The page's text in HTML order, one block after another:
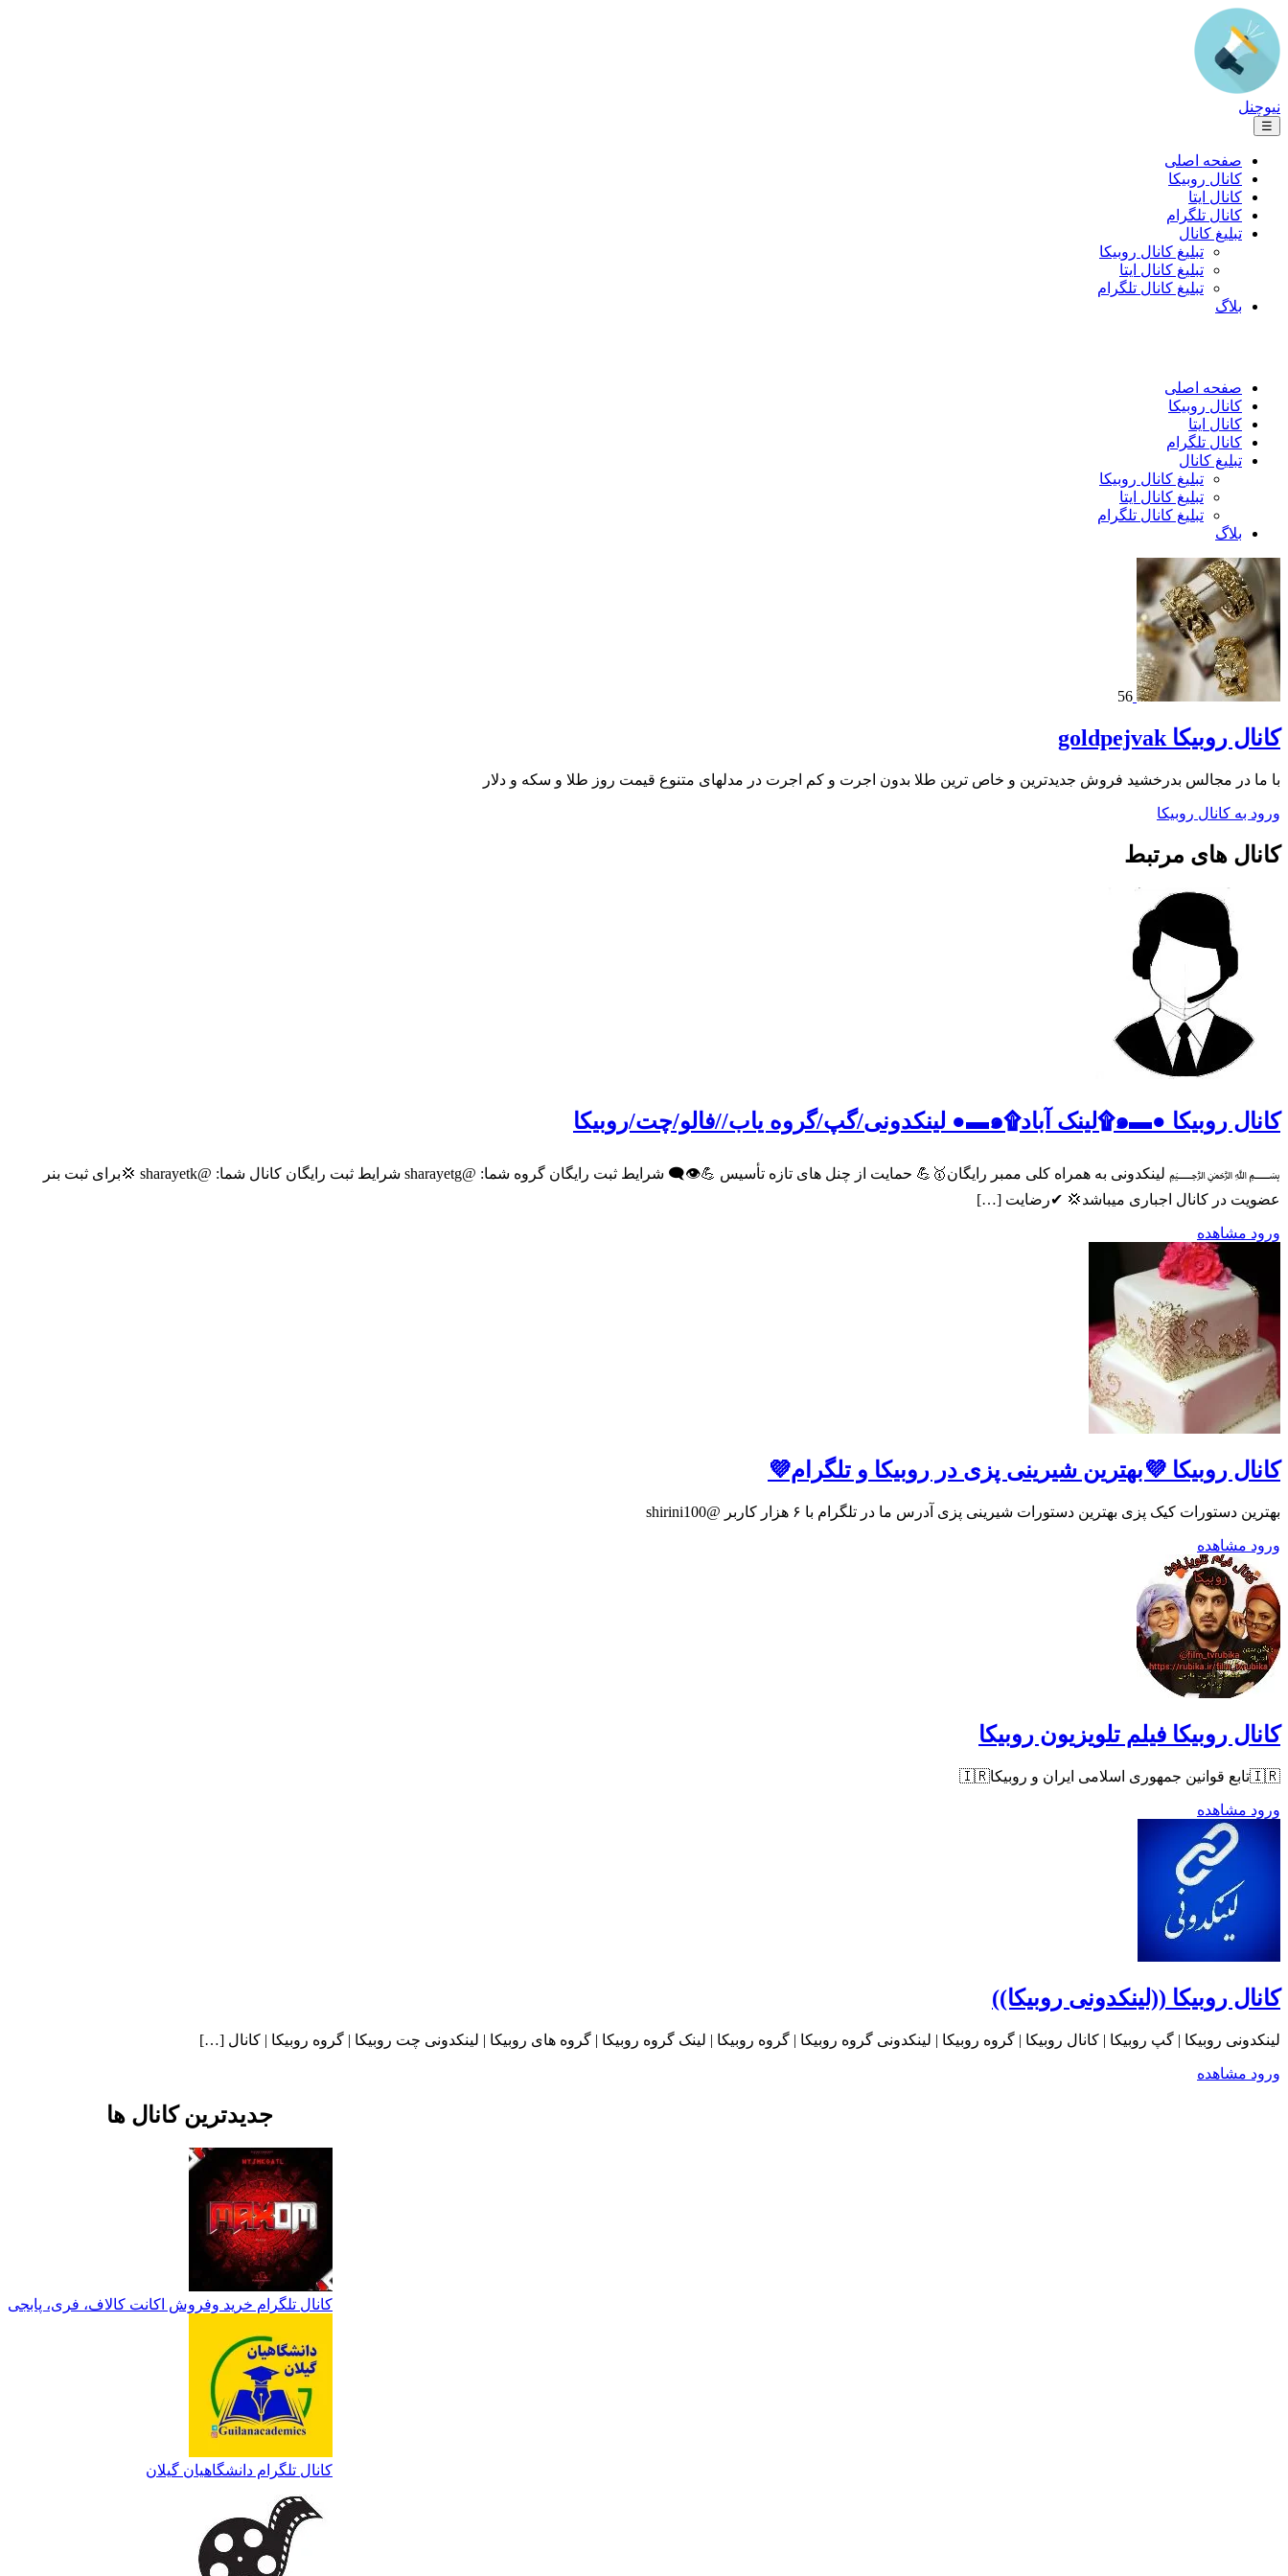
نیوچنل
☰
صفحه اصلی
کانال روبیکا
کانال ایتا
کانال تلگرام
تبلیغ کانال
تبلیغ کانال روبیکا
تبلیغ کانال ایتا
تبلیغ کانال تلگرام
بلاگ
صفحه اصلی
کانال روبیکا
کانال ایتا
کانال تلگرام
تبلیغ کانال
تبلیغ کانال روبیکا
تبلیغ کانال ایتا
تبلیغ کانال تلگرام
بلاگ
56
کانال روبیکا goldpejvak
با ما در مجالس بدرخشید فروش جدیدترین و خاص ترین طلا بدون اجرت و کم اجرت در مدلهای متنوع قیمت روز طلا و سکه و دلار
ورود به کانال روبیکا
کانال های مرتبط
کانال روبیکا ●▬๑۩لینک آباد۩๑▬● لینکدونی/گپ/گروه یاب//فالو/چت/روبیکا
﷽ لینکدونی به همراه کلی ممبر رایگان🥇💪 حمایت از چنل های تازه تأسیس 💪⁦👁️‍🗨️⁩ شرایط ثبت رایگان گروه شما: @sharayetg شرایط ثبت رایگان کانال شما: @sharayetk 💢برای ثبت بنر
عضویت در کانال اجباری میباشد💢 ✔رضایت […]
ورود مشاهده
کانال روبیکا 💜بهترین شیرینی پزی در روبیکا و تلگرام💜
بهترین دستورات کیک پزی بهترین دستورات شیرینی پزی آدرس ما در تلگرام با ۶ هزار کاربر @shirini100
ورود مشاهده
کانال روبیکا فیلم تلویزیون روبیکا
🇮🇷تابع قوانین جمهوری اسلامی ایران و روبیکا🇮🇷
ورود مشاهده
کانال روبیکا ((لینکدونی روبیکا))
لینکدونی روبیکا | گپ روبیکا | کانال روبیکا | گروه روبیکا | لینکدونی گروه روبیکا | گروه روبیکا | لینک گروه روبیکا | گروه های روبیکا | لینکدونی چت روبیکا | گروه روبیکا | کانال […]
ورود مشاهده
جدیدترین کانال ها
کانال تلگرام خرید وفروش اکانت کالاف، فری، پابجی
کانال تلگرام دانشگاهیان گیلان